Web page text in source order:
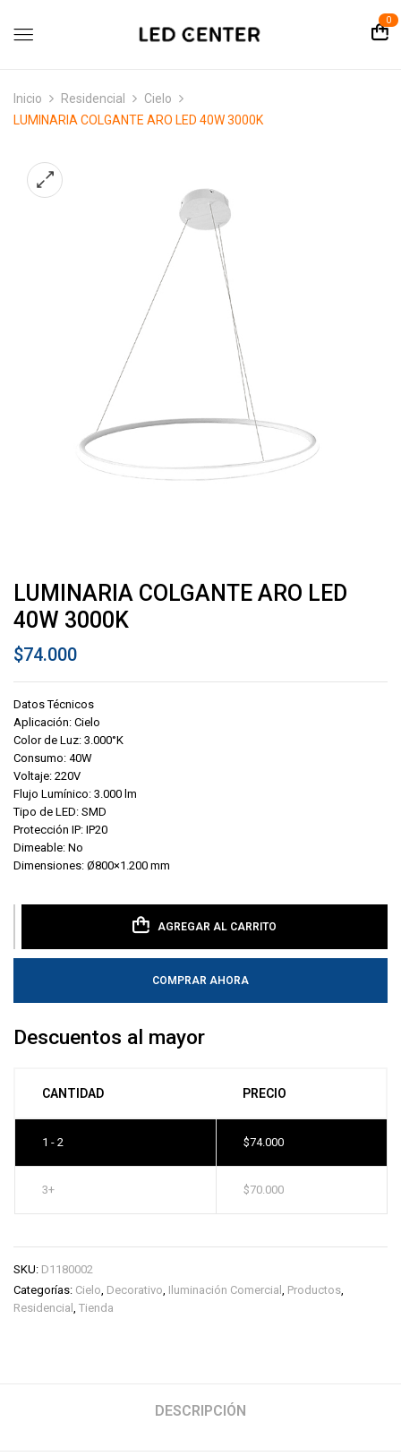
0
Inicio Residencial
Cielo
LUMINARIA COLGANTE ARO LED 40W 3000K
LUMINARIA COLGANTE ARO LED
40W 3000K
$74.000
Datos Técnicos
Aplicación: Cielo
Color de Luz: 3.000°K
Consumo: 40W
Voltaje: 220V
Flujo Lumínico: 3.000 lm
Tipo de LED: SMD
Protección IP: IP20
Dimeable: No
Dimensiones: Ø800×1.200 mm
AGREGAR AL CARRITO
COMPRAR AHORA
Descuentos al mayor
CANTIDAD PRECIO
1 - 2 $74.000
3+ $70.000
SKU: D1180002
Categorías: Cielo, Decorativo, Iluminación Comercial , Productos,
Residencial , Tienda
DESCRIPCIÓN